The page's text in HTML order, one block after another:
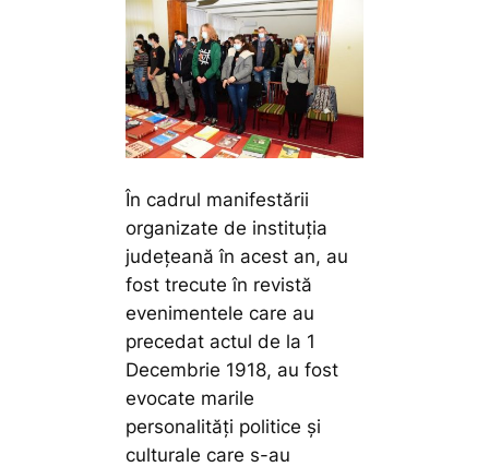
În cadrul manifestării
organizate de instituția
județeană în acest an, au
fost trecute în revistă
evenimentele care au
precedat actul de la 1
Decembrie 1918, au fost
evocate marile
personalități politice și
culturale care s-au